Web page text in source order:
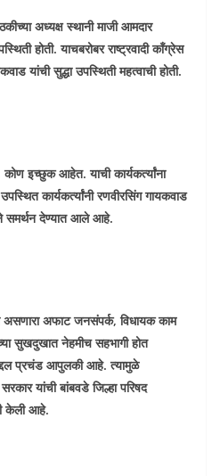
अध्यक्ष स्थानी माजी आमदार
होती. याचबरोबर राष्ट्रवादी कॉंग्रेस
यांची सुद्धा उपस्थिती महत्वाची होती.
इच्छुक आहेत. याची कार्यकर्त्यांना
कार्यकर्त्यांनी रणवीरसिंग गायकवाड
समर्थन देण्यात आले आहे.
असणारा अफाट जनसंपर्क, विधायक काम
सुखदुखात नेहमीच सहभागी होत
प्रचंड आपुलकी आहे. त्यामुळे
यांची बांबवडे जिल्हा परिषद
केली आहे.